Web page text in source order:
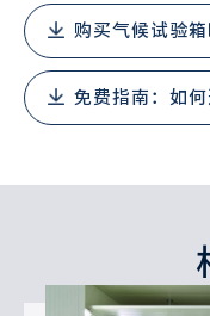
购买气候试验
免费指南：如